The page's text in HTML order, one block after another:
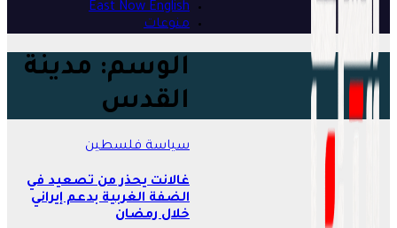
East Now English
منوعات
الوسم: مدينة
القدس
سياسةفلسطين
غالانت يحذر من تصعيد في
الضفة الغربية بدعم إيراني
خلال رمضان